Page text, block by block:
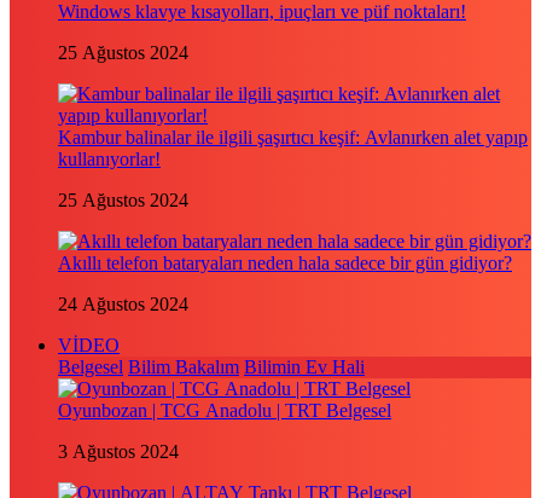
Windows klavye kısayolları, ipuçları ve püf noktaları!
25 Ağustos 2024
Kambur balinalar ile ilgili şaşırtıcı keşif: Avlanırken alet yapıp
kullanıyorlar!
25 Ağustos 2024
Akıllı telefon bataryaları neden hala sadece bir gün gidiyor?
24 Ağustos 2024
VİDEO
Belgesel Bilim Bakalım Bilimin Ev Hali
Oyunbozan | TCG Anadolu | TRT Belgesel
3 Ağustos 2024